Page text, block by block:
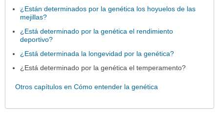
¿Están determinados por la genética los hoyuelos de las
mejillas?
¿Está determinado por la genética el rendimiento
deportivo?
¿Está determinada la longevidad por la genética?
¿Está determinado por la genética el temperamento?
Otros capítulos en Cómo entender la genética